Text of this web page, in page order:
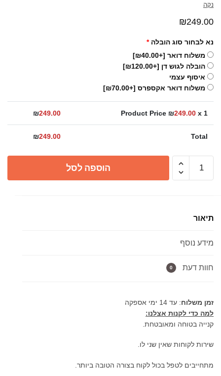
נקה
₪249.00
נא לבחור סוג הובלה *
משלוח דואר [+₪40.00]
הובלה לגוש דן [+₪120.00]
איסוף עצמי
משלוח דואר אקספרס [+₪70.00]
Product Price ₪249.00 x 1
₪249.00
Total
₪249.00
שחור
757
הוספה לסל
תיאור
מידע נוסף
חוות דעת 0
זמן משלוח: עד 14 ימי אספקה
למה כדי לקנות אצלנו:
קנייה בטוחה ומאובטחת.
שירות לקוחות שאין שני לו.
מתחייבים לטפל בכול לקוח בצורה הטובה ביותר.